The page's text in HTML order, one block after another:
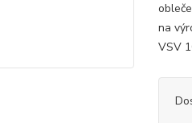
na
VSV